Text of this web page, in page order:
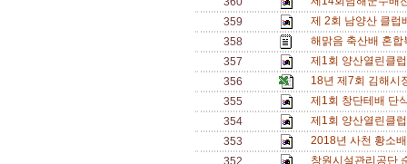
359
제 2회 남양산 클
358
해맑음 축산배 혼
357
제1회 양산열린클
356
18년 제7회 김해시
355
제1회 창단테배 단
354
제1회 양산열린클
353
2018년 사천 황소
352
창원시설관리공단